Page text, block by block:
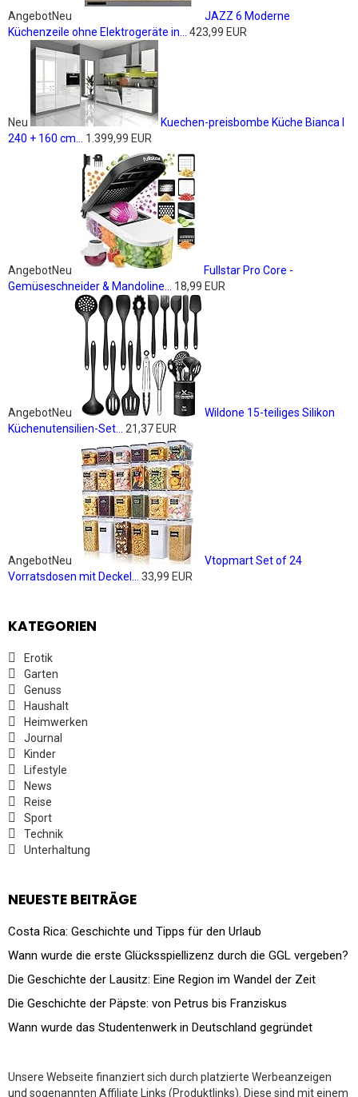
AngebotNeu
JAZZ 6 Moderne
Küchenzeile ohne Elektrogeräte in...
423,99 EUR
Neu
Kuechen-preisbombe Küche Bianca I
240 + 160 cm...
1.399,99 EUR
AngebotNeu
Fullstar Pro Core -
Gemüseschneider & Mandoline...
18,99 EUR
AngebotNeu
Wildone 15-teiliges Silikon
Küchenutensilien-Set...
21,37 EUR
AngebotNeu
Vtopmart Set of 24
Vorratsdosen mit Deckel...
33,99 EUR
KATEGORIEN
Erotik
Garten
Genuss
Haushalt
Heimwerken
Journal
Kinder
Lifestyle
News
Reise
Sport
Technik
Unterhaltung
NEUESTE BEITRÄGE
Costa Rica: Geschichte und Tipps für den Urlaub
Wann wurde die erste Glücksspiellizenz durch die GGL vergeben?
Die Geschichte der Lausitz: Eine Region im Wandel der Zeit
Die Geschichte der Päpste: von Petrus bis Franziskus
Wann wurde das Studentenwerk in Deutschland gegründet
Unsere Webseite finanziert sich durch platzierte Werbeanzeigen
und sogenannten Affiliate Links (Produktlinks). Diese sind mit einem